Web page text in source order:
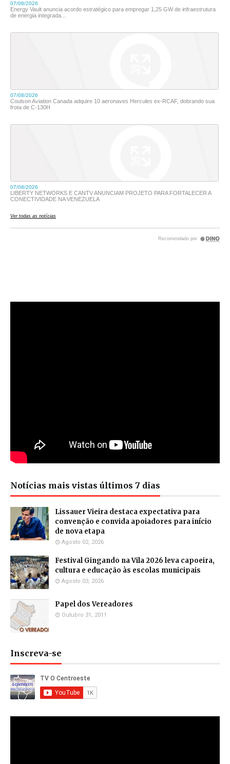
Notícias mais vistas últimos 7 dias
Lissauer Vieira destaca expectativa para
convenção e convida apoiadores para início
de nova etapa
Agosto 02, 2026
Festival Gingando na Vila 2026 leva capoeira,
cultura e educação às escolas municipais
Agosto 03, 2026
Papel dos Vereadores
Outubro 31, 2011
Inscreva-se